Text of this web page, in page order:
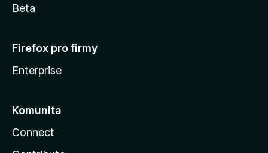
Beta
Firefox pro firmy
Enterprise
Komunita
Connect